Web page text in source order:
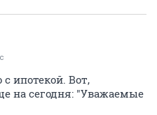
с ипотекой. Вот,
на сегодня: "Уважаемые